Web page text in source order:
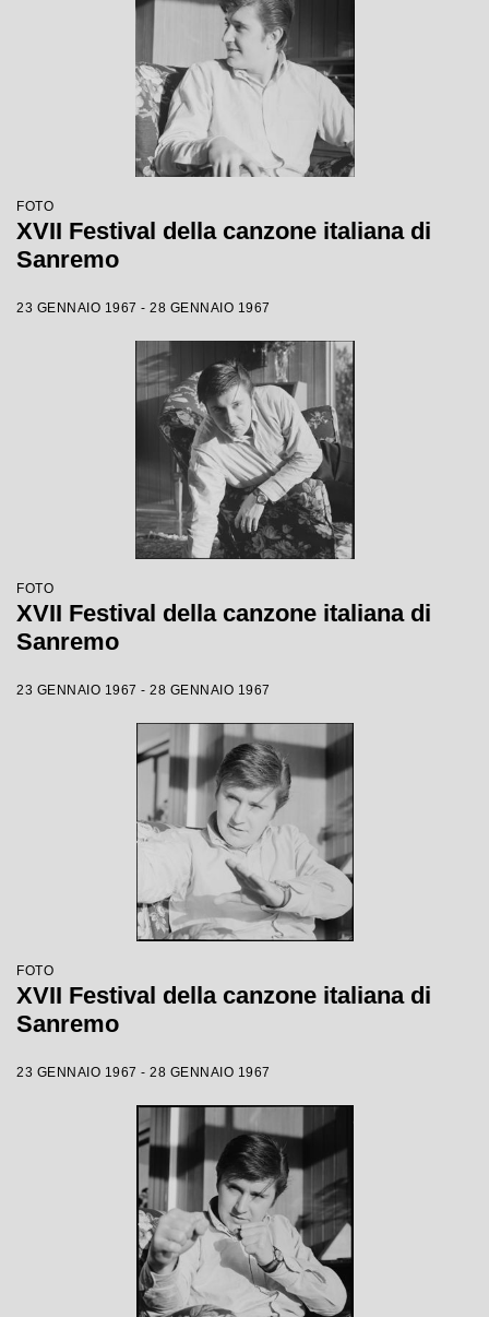
FOTO
XVII Festival della canzone italiana di
Sanremo
23 GENNAIO 1967 - 28 GENNAIO 1967
FOTO
XVII Festival della canzone italiana di
Sanremo
23 GENNAIO 1967 - 28 GENNAIO 1967
FOTO
XVII Festival della canzone italiana di
Sanremo
23 GENNAIO 1967 - 28 GENNAIO 1967